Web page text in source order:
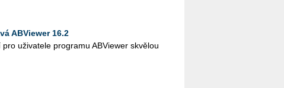
ABViewer 16.2
uži­va­te­le pro­gra­mu AB­Viewer skvě­lou